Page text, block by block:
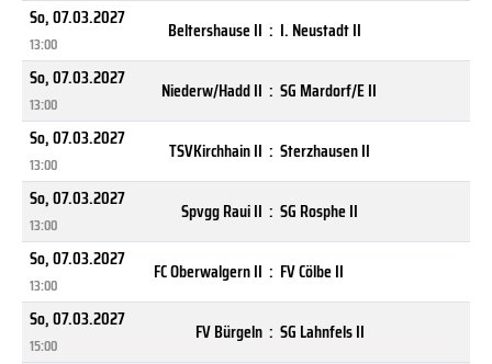
So, 07.03.2027
13:00
Beltershause II : I. Neustadt II
So, 07.03.2027
13:00
Niederw/Hadd II : SG Mardorf/E II
So, 07.03.2027
13:00
TSVKirchhain II : Sterzhausen II
So, 07.03.2027
13:00
Spvgg Raui II : SG Rosphe II
So, 07.03.2027
13:00
FC Oberwalgern II : FV Cölbe II
So, 07.03.2027
15:00
FV Bürgeln : SG Lahnfels II